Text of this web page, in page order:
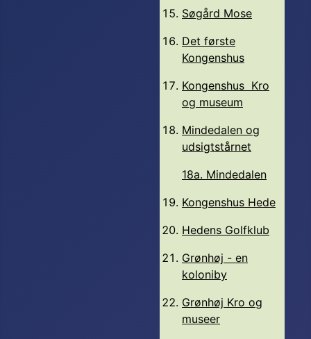
Søgård Mose
Det første
Kongenshus
Kongenshus Kro
og museum
Mindedalen og
udsigtstårnet
18a. Mindedalen
Kongenshus Hede
Hedens Golfklub
Grønhøj - en
koloniby
Grønhøj Kro og
museer